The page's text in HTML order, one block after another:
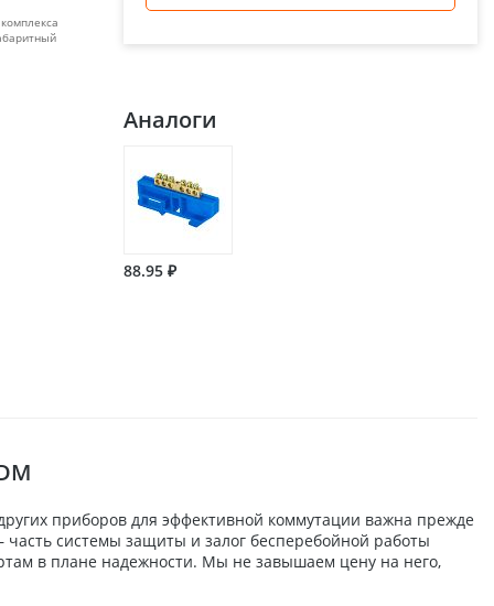
Аналоги
88.95 ₽
приборов для эффективной коммутации важна прежде
часть системы защиты и залог бесперебойной работы
в плане надежности. Мы не завышаем цену на него,